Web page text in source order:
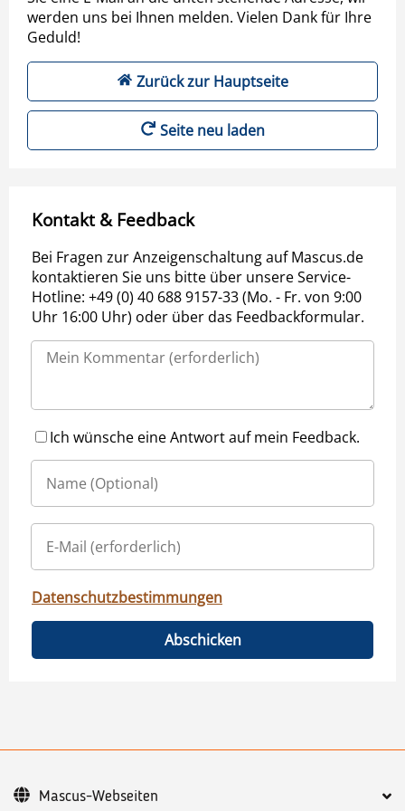
werden uns bei Ihnen melden. Vielen Dank für Ihre
Geduld!
Zurück zur Hauptseite
Seite neu laden
Kontakt & Feedback
Bei Fragen zur Anzeigenschaltung auf Mascus.de
kontaktieren Sie uns bitte über unsere Service-
Hotline: +49 (0) 40 688 9157-33 (Mo. - Fr. von 9:00
Uhr 16:00 Uhr) oder über das Feedbackformular.
Ich wünsche eine Antwort auf mein Feedback.
Datenschutzbestimmungen
Abschicken
Mascus-Webseiten